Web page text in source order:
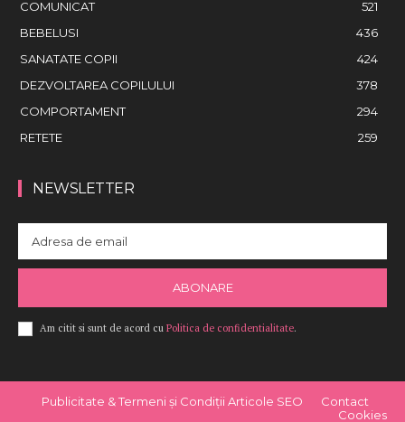
COMUNICAT
521
BEBELUSI
436
SANATATE COPII
424
DEZVOLTAREA COPILULUI
378
COMPORTAMENT
294
RETETE
259
NEWSLETTER
ABONARE
Am citit si sunt de acord cu Politica de confidentialitate.
Publicitate & Termeni și Condiții Articole SEO
Contact
Cookies